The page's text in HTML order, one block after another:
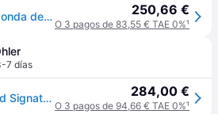
Le Creuset Cocotte redonda de hierro fundido, 24 cm, 4, 2 L, Todas Las Fuentes de Calor incluso inducción, Meringue, 21177247164430 250,66 €
O 3 pagos de 83,55 € TAE 0%¹
7 días
LE CREUSET Bräter rund Signature 24cm/4,2l Meringue crema - EG 284,00 €
O 3 pagos de 94,66 € TAE 0%¹